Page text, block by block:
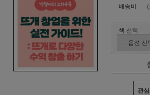
배송비
책 선택
관